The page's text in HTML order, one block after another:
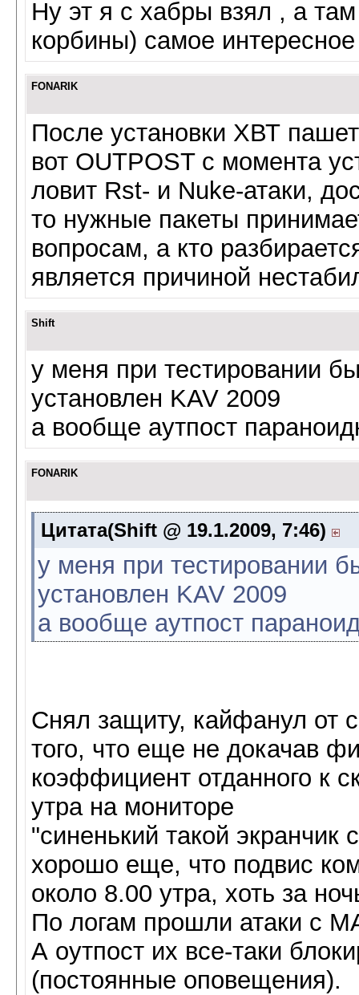
Ну эт я с хабры взял , а
корбины) самое
FONARIK
После установки ХВТ
вот OUTPOST с момента
ловит Rst- и Nuke-атаки,
то нужные пакеты
вопросам, а кто
является причиной
Shift
у меня при тестировании
установлен KAV 2009
а вообще аутпост
FONARIK
Цитата(Shift @ 19.1.2009, 7:46)
у меня при тестировании
установлен KAV 2009
а вообще аутпост
Снял защиту, кайфанул от
того, что еще не докачав
коэффициент отданного к
утра на мониторе
"синенький такой
хорошо еще, что подвис
около 8.00 утра, хоть за
По логам прошли атаки с
А оутпост их все-таки
(постоянные оповещения).